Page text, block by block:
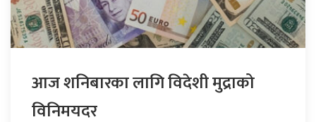
आज शनिबारका लागि विदेशी मुद्राको
विनिमयदर